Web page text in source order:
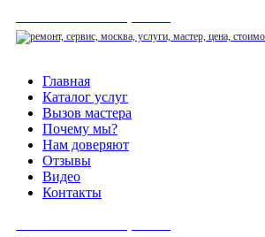
Главная
Каталог услуг
Вызов мастера
Почему мы?
Нам доверяют
Отзывы
Видео
Контакты